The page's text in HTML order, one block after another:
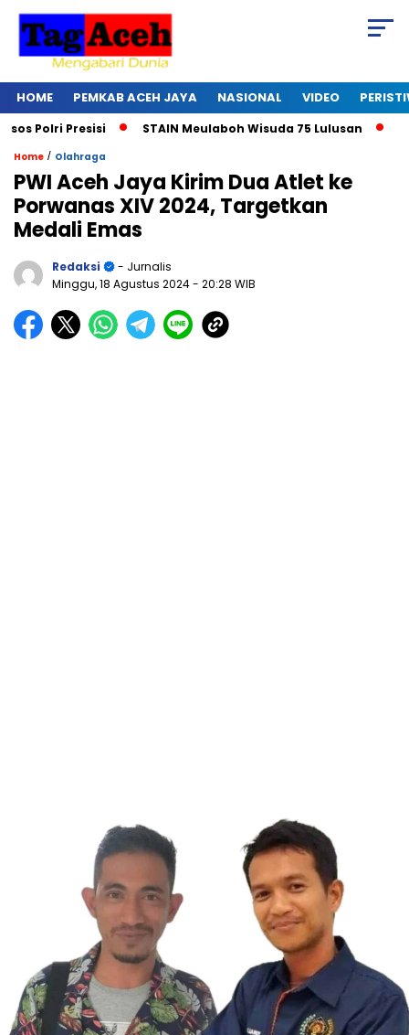
HOME PEMKAB ACEH JAYA NASIONAL VIDEO
Polri Presisi STAIN Meulaboh Wisuda 75 Lulusan Ikut
Home / Olahraga
PWI Aceh Jaya Kirim Dua Atlet ke
Porwanas XIV 2024, Targetkan
Medali Emas
Redaksi
- Jurnalis
Minggu, 18 Agustus 2024- 20:28 WIB